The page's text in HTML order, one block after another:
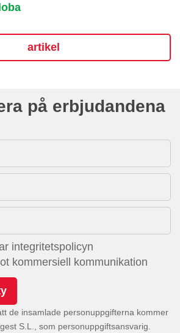
artikel
på erbjudandena
integritetspolicyn
kommersiell kommunikation
de insamlade personuppgifterna kommer
S.L., som personuppgiftsansvarig.